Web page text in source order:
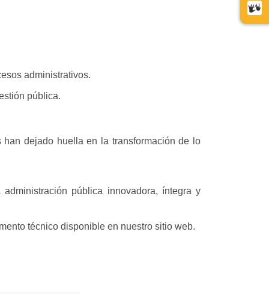
de
administrativos.
pública.
dejado huella en la transformación de lo
pública innovadora, íntegra y
técnico disponible en nuestro sitio web.